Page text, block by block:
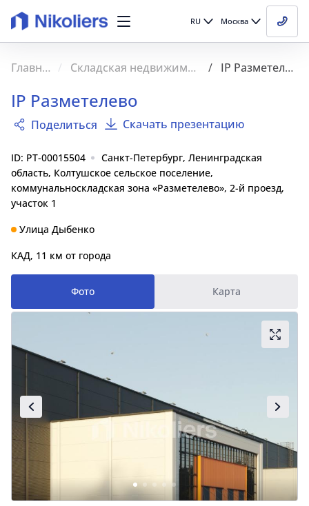
RU Москва
Главная Складская недвижимость IP Разметелево
IP Разметелево
Поделиться Скачать презентацию
ID: PT-00015504
Санкт-Петербург, Ленинградская
область, Колтушское сельское поселение,
коммунальноскладская зона «Разметелево», 2-й проезд,
участок 1
Улица Дыбенко
КАД, 11 км от города
Фото Карта